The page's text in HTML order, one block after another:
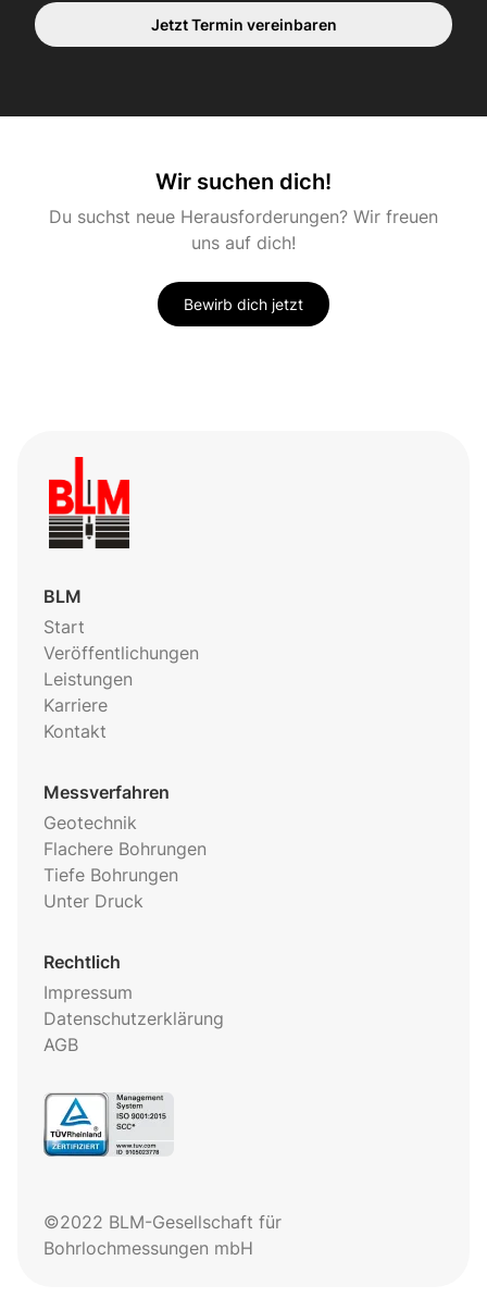
Jetzt Termin vereinbaren
Wir suchen dich!
Du suchst neue Herausforderungen? Wir freuen
uns auf dich!
Bewirb dich jetzt
BLM
Start
Veröffentlichungen
Leistungen
Karriere
Kontakt
Messverfahren
Geotechnik
Flachere Bohrungen
Tiefe Bohrungen
Unter Druck
Rechtlich
Impressum
Datenschutzerklärung
AGB
©2022 BLM-Gesellschaft für
Bohrlochmessungen mbH